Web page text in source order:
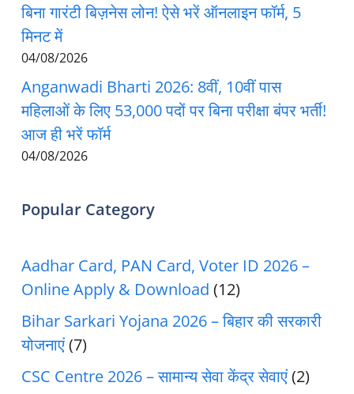
बिना गारंटी बिज़नेस लोन! ऐसे भरें ऑनलाइन फॉर्म, 5
मिनट में
04/08/2026
Anganwadi Bharti 2026: 8वीं, 10वीं पास
महिलाओं के लिए 53,000 पदों पर बिना परीक्षा बंपर भर्ती!
आज ही भरें फॉर्म
04/08/2026
Popular Category
Aadhar Card, PAN Card, Voter ID 2026 –
Online Apply & Download (12)
Bihar Sarkari Yojana 2026 – बिहार की सरकारी
योजनाएं(7)
CSC Centre 2026 – सामान्य सेवा केंद्र सेवाएं(2)